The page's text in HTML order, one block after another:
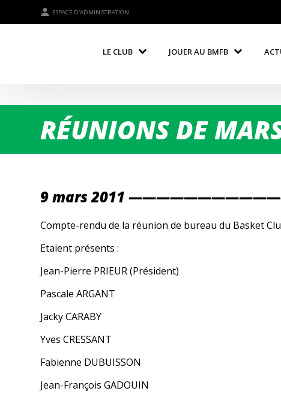
ESPACE D'ADMINISTRATION
LE CLUB JOUER AU BMFB
RÉUNIONS DE
9 mars 2011
Compte-rendu de la réunion de bureau du Basket
Etaient présents :
Jean-Pierre PRIEUR (Président)
Pascale ARGANT
Jacky CARABY
Yves CRESSANT
Fabienne DUBUISSON
Jean-François GADOUIN